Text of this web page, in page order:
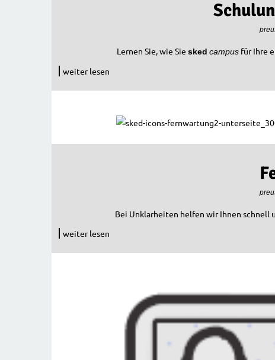
Lernen Sie, wie Siesked campus für Ihre
weiter lesen
Bei Unklarheiten helfen wir Ihnen schnell
weiter lesen